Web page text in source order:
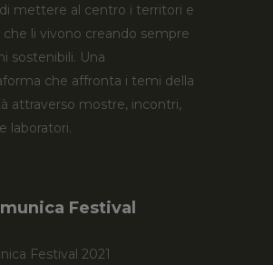
mettere al centro i territori e
che li vivono creando sempre
sostenibili. Una
che affronta i temi della
attraverso mostre, incontri,
laboratori.
Festival
Festival 2021